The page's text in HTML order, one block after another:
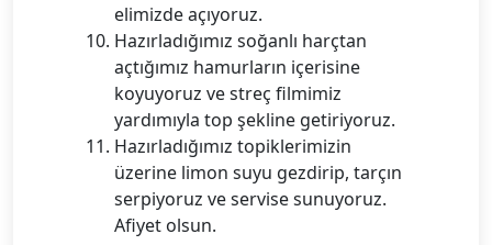
elimizde açıyoruz.
Hazırladığımız soğanlı harçtan
açtığımız hamurların içerisine
koyuyoruz ve streç filmimiz
yardımıyla top şekline getiriyoruz.
Hazırladığımız topiklerimizin
üzerine limon suyu gezdirip, tarçın
serpiyoruz ve servise sunuyoruz.
Afiyet olsun.